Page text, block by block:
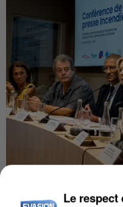
DE SOLIDARITÉLe respect